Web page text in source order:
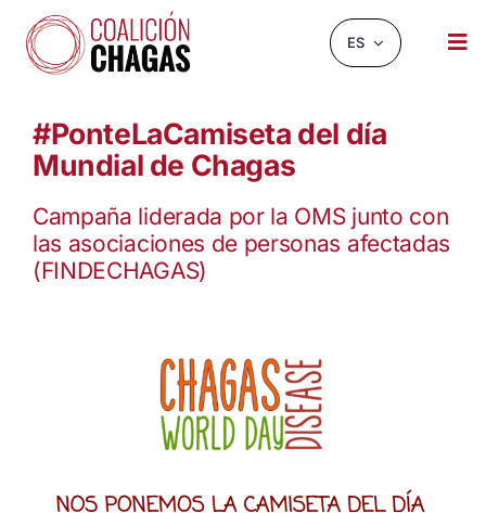
contenido
ES
SOBRE NOSOTROS
INFOCHAGAS
RECURSOS
#PonteLaCamiseta del día
Mundial de Chagas
Campaña liderada por la OMS junto con
las asociaciones de personas afectadas
(FINDECHAGAS)